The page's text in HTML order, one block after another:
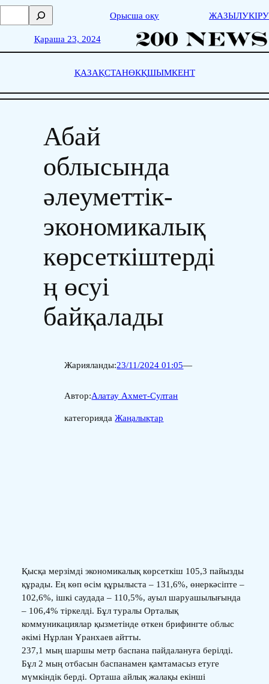
Skip
о
с
Орысша оқу ЖАЗЫЛУКІРУ
Қараша 23, 2024
ҚАЗАҚСТАНӨКҚШЫМКЕНТ
Абай
облысында
әлеуметтік-
экономикалық
көрсеткіштерді
ң өсуі
байқалады
Жарияланды:23/11/2024 01:05—
Автор:Алатау Ахмет-Султан
категориядаЖаңалықтар
Қысқа мерзімді экономикалық көрсеткіш 105,3 пайызды
құрады. Ең көп өсім құрылыста – 131,6%, өнеркәсіпте –
102,6%, ішкі саудада – 110,5%, ауыл шаруашылығында
– 106,4% тіркелді. Бұл туралы Орталық
коммуникациялар қызметінде өткен брифингте облыс
әкімі Нұрлан Ұранхаев айтты.
237,1 мың шаршы метр баспана пайдалануға берілді.
Бұл 2 мың отбасын баспанамен қамтамасыз етуге
мүмкіндік берді. Орташа айлық жалақы екінші